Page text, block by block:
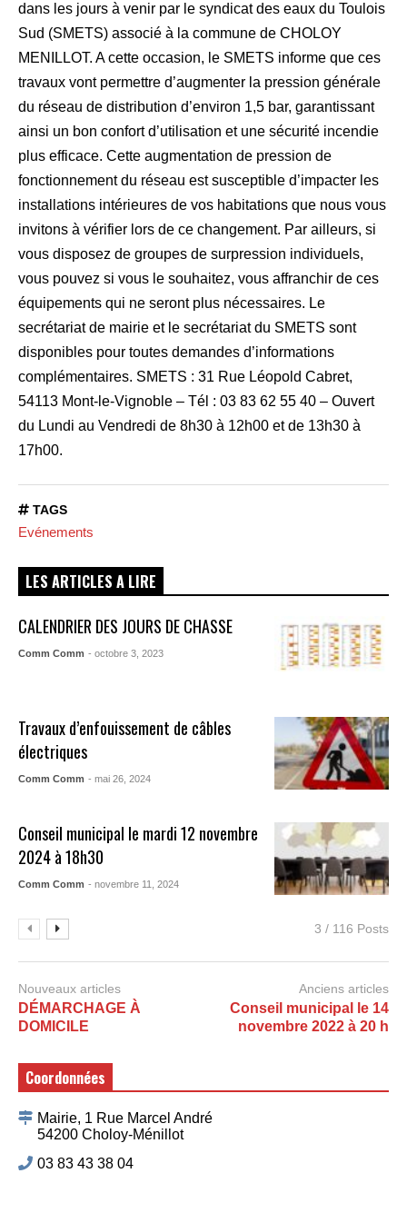
dans les jours à venir par le syndicat des eaux du Toulois
Sud (SMETS) associé à la commune de CHOLOY
MENILLOT. A cette occasion, le SMETS informe que ces
travaux vont permettre d’augmenter la pression générale
du réseau de distribution d’environ 1,5 bar, garantissant
ainsi un bon confort d’utilisation et une sécurité incendie
plus efficace. Cette augmentation de pression de
fonctionnement du réseau est susceptible d’impacter les
installations intérieures de vos habitations que nous vous
invitons à vérifier lors de ce changement. Par ailleurs, si
vous disposez de groupes de surpression individuels,
vous pouvez si vous le souhaitez, vous affranchir de ces
équipements qui ne seront plus nécessaires. Le
secrétariat de mairie et le secrétariat du SMETS sont
disponibles pour toutes demandes d’informations
complémentaires. SMETS : 31 Rue Léopold Cabret,
54113 Mont-le-Vignoble – Tél : 03 83 62 55 40 – Ouvert
du Lundi au Vendredi de 8h30 à 12h00 et de 13h30 à
17h00.
TAGS
Evénements
LES ARTICLES A LIRE
CALENDRIER DES JOURS DE CHASSE
Comm Comm - octobre 3, 2023
Travaux d’enfouissement de câbles
électriques
Comm Comm - mai 26, 2024
Conseil municipal le mardi 12 novembre
2024 à 18h30
Comm Comm - novembre 11, 2024
3 / 116 Posts
Nouveaux articles
DÉMARCHAGE À
DOMICILE
Anciens articles
Conseil municipal le 14
novembre 2022 à 20 h
Coordonnées
Mairie, 1 Rue Marcel André
54200 Choloy-Ménillot
03 83 43 38 04